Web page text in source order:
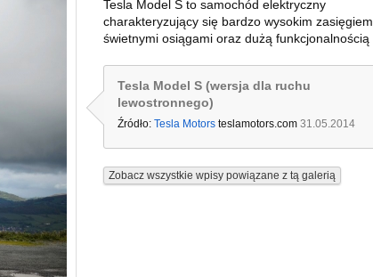
Tesla Model S to samochód elektryczny
charakteryzujący się bardzo wysokim zasięgiem,
świetnymi osiągami oraz dużą funkcjonalnością
Tesla Model S (wersja dla ruchu
lewostronnego)
Źródło: Tesla Motors teslamotors.com 31.05.2014
Zobacz wszystkie wpisy powiązane z tą galerią